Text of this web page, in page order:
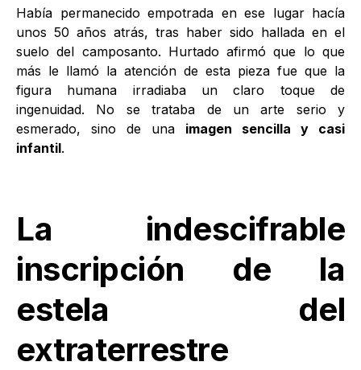
Había permanecido empotrada en ese lugar hacía
unos 50 años atrás, tras haber sido hallada en el
suelo del camposanto. Hurtado afirmó que lo que
más le llamó la atención de esta pieza fue que la
figura humana irradiaba un claro toque de
ingenuidad. No se trataba de un arte serio y
esmerado, sino de una imagen sencilla y casi
infantil.
La indescifrable
inscripción de la
estela del
extraterrestre